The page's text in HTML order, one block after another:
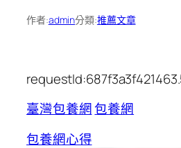
作者:admin分類:推薦文章
臺灣包養網包養網
包養網心得